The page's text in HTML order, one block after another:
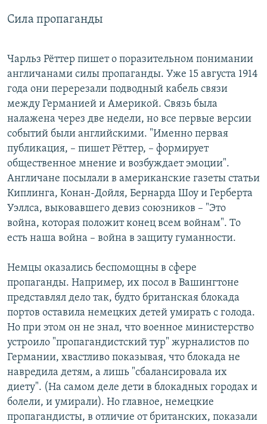
Сила пропаганды
Чарльз Рёттер пишет о поразительном понимании
англичанами силы пропаганды. Уже 15 августа 1914
года они перерезали подводный кабель связи
между Германией и Америкой. Связь была
налажена через две недели, но все первые версии
событий были английскими. "Именно первая
публикация, – пишет Рёттер, – формирует
общественное мнение и возбуждает эмоции".
Англичане посылали в американские газеты статьи
Киплинга, Конан-Дойля, Бернарда Шоу и Герберта
Уэллса, выковавшего девиз союзников – "Это
война, которая положит конец всем войнам". То
есть наша война – война в защиту гуманности.
Немцы оказались беспомощны в сфере
пропаганды. Например, их посол в Вашингтоне
представлял дело так, будто британская блокада
портов оставила немецких детей умирать с голода.
Но при этом он не знал, что военное министерство
устроило "пропагандистский тур" журналистов по
Германии, хвастливо показывая, что блокада не
навредила детям, а лишь "сбалансировала их
диету". (На самом деле дети в блокадных городах и
болели, и умирали). Но главное, немецкие
пропагандисты, в отличие от британских, показали